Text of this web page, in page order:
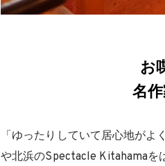
お
名
「ゆったりしていて居心地が
や北浜のSpectacle Kitahamaを